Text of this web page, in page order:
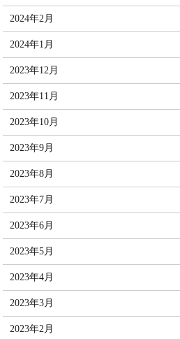
2024年2月
2024年1月
2023年12月
2023年11月
2023年10月
2023年9月
2023年8月
2023年7月
2023年6月
2023年5月
2023年4月
2023年3月
2023年2月